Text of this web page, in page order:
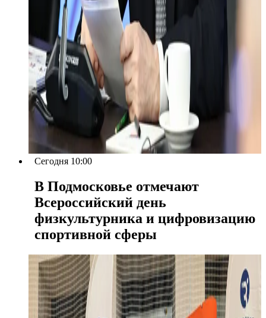
Сегодня 10:00
В Подмосковье отмечают
Всероссийский день
физкультурника и цифровизацию
спортивной сферы